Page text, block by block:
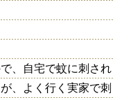
、自宅で蚊に刺され
、よく行く実家で刺